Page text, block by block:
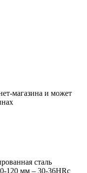
магазина и может
сталь
120 мм – 30-36HRc